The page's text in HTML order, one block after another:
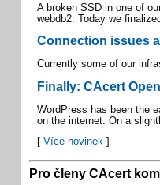
A broken SSD in one of
webdb2. Today we
Connection issues
Currently some of our
Finally: CAcert
WordPress has been the
on the internet. On a
[ Více novinek]
Pro členy CAcert